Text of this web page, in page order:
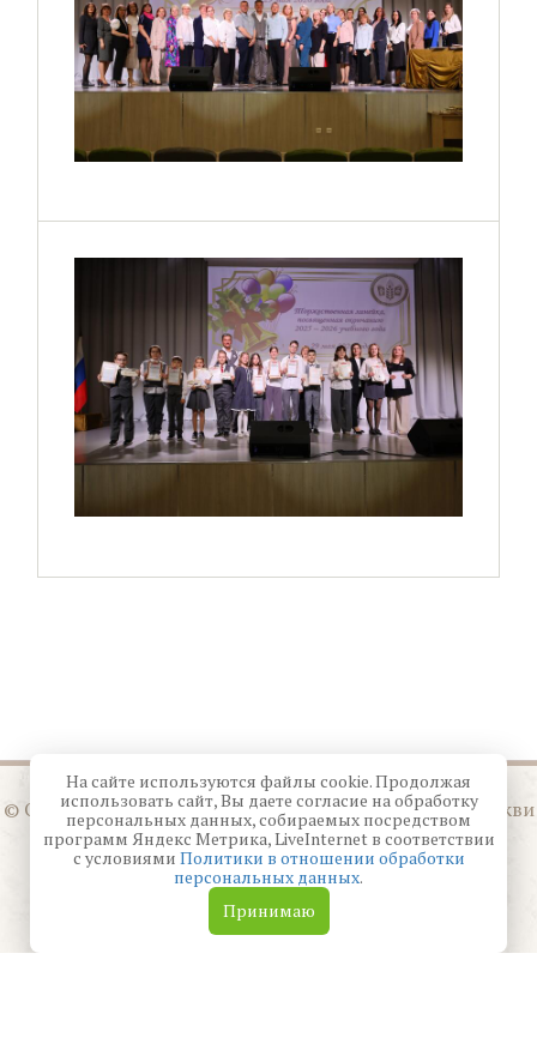
© Орловская митрополия Русской Православной Церкви
Московского Патриархата
Создание сайта — Студия 404
На сайте используются файлы cookie. Продолжая
использовать сайт, Вы даете согласие на обработку
персональных данных, собираемых посредством
программ Яндекс Метрика, LiveInternet в соответствии
с условиями Политики в отношении обработки
персональных данных.
Принимаю